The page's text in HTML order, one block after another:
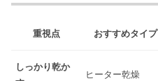
重視点 おすすめタイプ
しっかり乾か
ヒーター乾燥